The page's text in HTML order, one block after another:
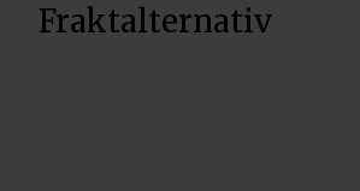
Fraktalternativ